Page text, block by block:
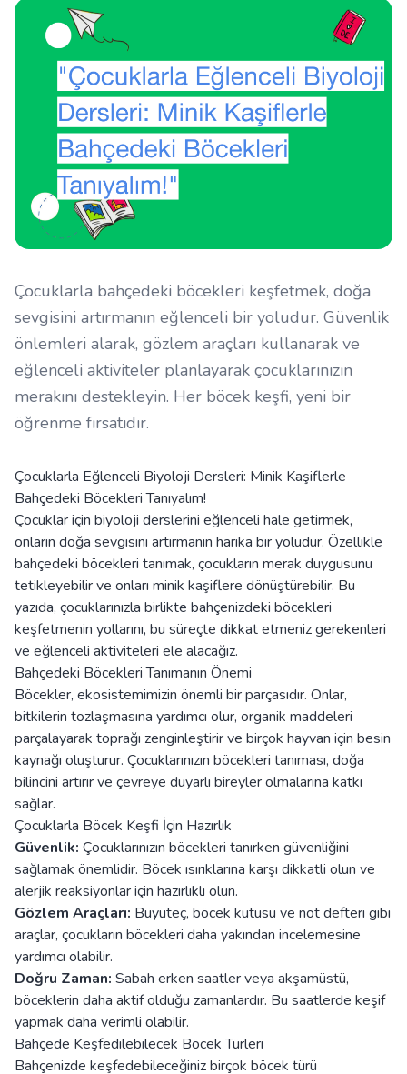
Çocuklarla bahçedeki böcekleri keşfetmek, doğa
sevgisini artırmanın eğlenceli bir yoludur. Güvenlik
önlemleri alarak, gözlem araçları kullanarak ve
eğlenceli aktiviteler planlayarak çocuklarınızın
merakını destekleyin. Her böcek keşfi, yeni bir
öğrenme fırsatıdır.
Çocuklarla Eğlenceli Biyoloji Dersleri: Minik Kaşiflerle
Bahçedeki Böcekleri Tanıyalım!
Çocuklar için biyoloji derslerini eğlenceli hale getirmek,
onların doğa sevgisini artırmanın harika bir yoludur. Özellikle
bahçedeki böcekleri tanımak, çocukların merak duygusunu
tetikleyebilir ve onları minik kaşiflere dönüştürebilir. Bu
yazıda, çocuklarınızla birlikte bahçenizdeki böcekleri
keşfetmenin yollarını, bu süreçte dikkat etmeniz gerekenleri
ve eğlenceli aktiviteleri ele alacağız.
Bahçedeki Böcekleri Tanımanın Önemi
Böcekler, ekosistemimizin önemli bir parçasıdır. Onlar,
bitkilerin tozlaşmasına yardımcı olur, organik maddeleri
parçalayarak toprağı zenginleştirir ve birçok hayvan için besin
kaynağı oluşturur. Çocuklarınızın böcekleri tanıması, doğa
bilincini artırır ve çevreye duyarlı bireyler olmalarına katkı
sağlar.
Çocuklarla Böcek Keşfi İçin Hazırlık
Güvenlik: Çocuklarınızın böcekleri tanırken güvenliğini
sağlamak önemlidir. Böcek ısırıklarına karşı dikkatli olun ve
alerjik reaksiyonlar için hazırlıklı olun.
Gözlem Araçları: Büyüteç, böcek kutusu ve not defteri gibi
araçlar, çocukların böcekleri daha yakından incelemesine
yardımcı olabilir.
Doğru Zaman: Sabah erken saatler veya akşamüstü,
böceklerin daha aktif olduğu zamanlardır. Bu saatlerde keşif
yapmak daha verimli olabilir.
Bahçede Keşfedilebilecek Böcek Türleri
Bahçenizde keşfedebileceğiniz birçok böcek türü